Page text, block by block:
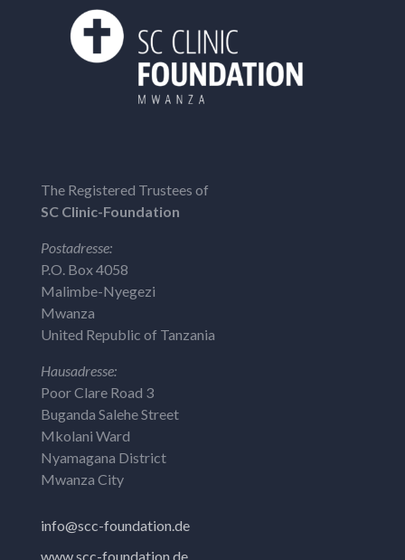
The Registered Trustees of
SC Clinic-Foundation
Postadresse:
P.O. Box 4058
Malimbe-Nyegezi
Mwanza
United Republic of Tanzania
Hausadresse:
Poor Clare Road 3
Buganda Salehe Street
Mkolani Ward
Nyamagana District
Mwanza City
info@scc-foundation.de
www.scc-foundation.de